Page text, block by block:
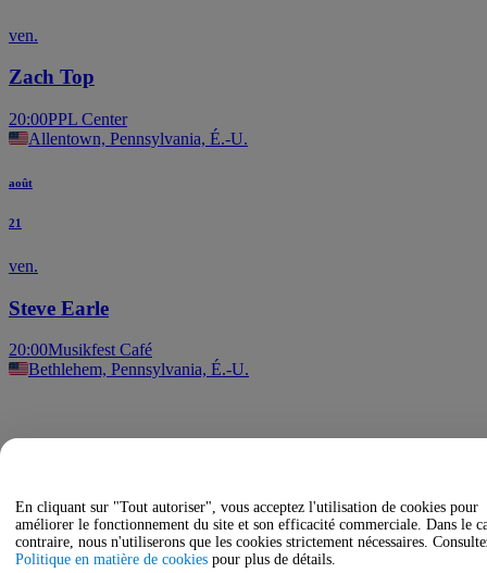
ven.
Zach Top
20:00PPL Center
Allentown, Pennsylvania, É.-U.
août
21
ven.
Steve Earle
20:00Musikfest Café
Bethlehem, Pennsylvania, É.-U.
En cliquant sur "Tout autoriser", vous acceptez l'utilisation de cookies pour
améliorer le fonctionnement du site et son efficacité commerciale. Dans le
contraire, nous n'utiliserons que les cookies strictement nécessaires.
Politique en matière de cookies pour plus de détails.